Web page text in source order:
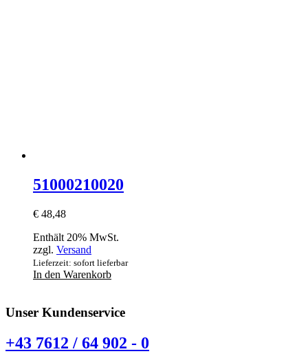
51000210020
€ 48,48
Enthält 20% MwSt.
zzgl. Versand
Lieferzeit: sofort lieferbar
In den Warenkorb
Unser Kundenservice
+43 7612 / 64 902 - 0